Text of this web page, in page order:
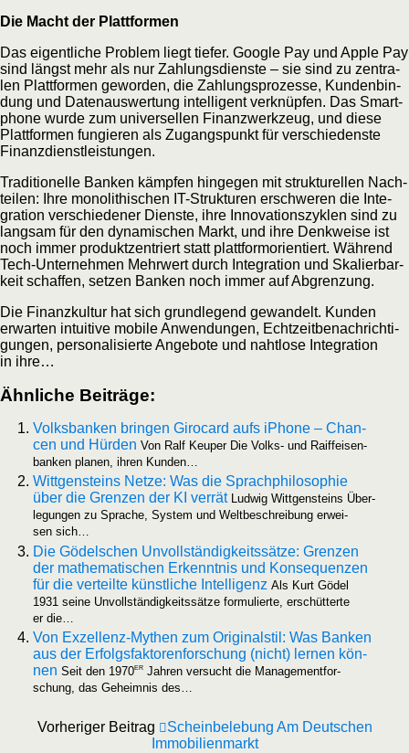
Die Macht der Plattformen
Das eigent­li­che Pro­blem liegt tie­fer. Goog­le Pay und Apple Pay
sind längst mehr als nur Zah­lungs­diens­te – sie sind zu zen­tra­
len Platt­for­men gewor­den, die Zah­lungs­pro­zes­se, Kun­den­bin­
dung und Daten­aus­wer­tung intel­li­gent ver­knüp­fen. Das Smart­
phone wur­de zum uni­ver­sel­len Finanz­werk­zeug, und die­se
Platt­for­men fun­gie­ren als Zugangs­punkt für ver­schie­dens­te
Finanzdienstleistungen.
Tra­di­tio­nel­le Ban­ken kämp­fen hin­ge­gen mit struk­tu­rel­len Nach­
tei­len: Ihre mono­li­thi­schen IT-Struk­tu­ren erschwe­ren die Inte­
gra­ti­on ver­schie­de­ner Diens­te, ihre Inno­va­ti­ons­zy­klen sind zu
lang­sam für den dyna­mi­schen Markt, und ihre Denk­wei­se ist
noch immer pro­dukt­zen­triert statt platt­form­ori­en­tiert. Wäh­rend
Tech-Unter­neh­men Mehr­wert durch Inte­gra­ti­on und Ska­lier­bar­
keit schaf­fen, set­zen Ban­ken noch immer auf Abgrenzung.
Die Finanz­kul­tur hat sich grund­le­gend gewan­delt. Kun­den
erwar­ten intui­ti­ve mobi­le Anwen­dun­gen, Echt­zeit­be­nach­rich­ti­
gun­gen, per­so­na­li­sier­te Ange­bo­te und naht­lo­se Inte­gra­ti­on
in ihre…
Ähn­li­che Beiträge:
Volks­ban­ken brin­gen Giro­card aufs iPho­ne – Chan­
cen und Hür­den Von Ralf Keu­per Die Volks- und Raiff­ei­sen­
ban­ken pla­nen, ihren Kunden…
Witt­gen­steins Net­ze: Was die Sprach­phi­lo­so­phie
über die Gren­zen der KI ver­rät Lud­wig Witt­gen­steins Über­
le­gun­gen zu Spra­che, Sys­tem und Welt­be­schrei­bung erwei­
sen sich…
Die Gödel­schen Unvoll­stän­dig­keits­sät­ze: Gren­zen
der mathe­ma­ti­schen Erkennt­nis und Kon­se­quen­zen
für die ver­teil­te künst­li­che Intel­li­genz Als Kurt Gödel
1931 sei­ne Unvoll­stän­dig­keits­sät­ze for­mu­lier­te, erschüt­ter­te
er die…
Von Exzel­­lenz-Mythen zum Ori­gi­nal­stil: Was Ban­ken
aus der Erfolgs­fak­to­ren­for­schung (nicht) ler­nen kön­
nen Seit den 1970erJah­ren ver­sucht die Manage­ment­for­
schung, das Geheim­nis des…
Vorheriger Beitrag
Scheinbelebung Am Deutschen
Immobilienmarkt